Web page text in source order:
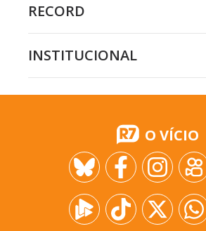
RECORD
INSTITUCIONAL
O VÍCIO